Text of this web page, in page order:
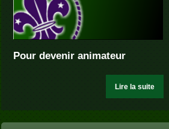
Pour devenir animateur
Lire la suite